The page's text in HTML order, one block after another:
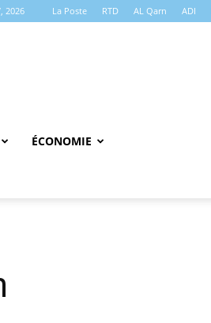
2026 La Poste RTD AL Qarn ADI
ÉCONOMIE